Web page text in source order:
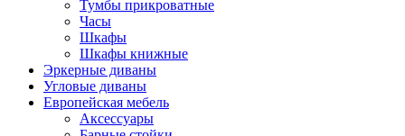
Тумбы прикроватные
Часы
Шкафы
Шкафы книжные
Эркерные диваны
Угловые диваны
Европейская мебель
Аксессуары